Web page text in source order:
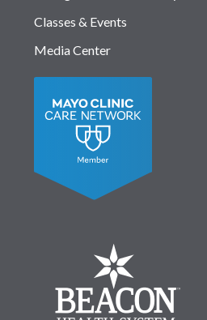
Classes & Events
Media Center